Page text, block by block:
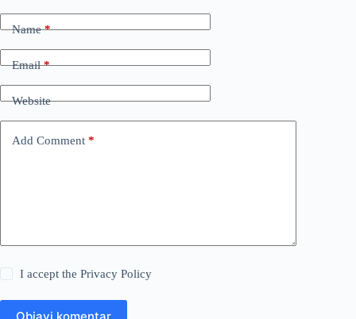
Name*
Email*
Website
Add Comment *
I accept thePrivacy Policy
Objavi komentar